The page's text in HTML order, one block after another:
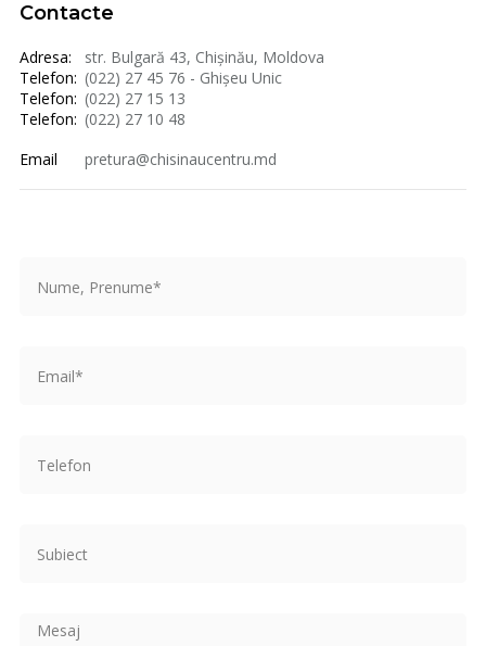
Contacte
Adresa:
str. Bulgară 43, Chișinău, Moldova
Telefon: (022) 27 45 76 - Ghișeu Unic
Telefon: (022) 27 15 13
Telefon: (022) 27 10 48
Email
pretura@chisinaucentru.md